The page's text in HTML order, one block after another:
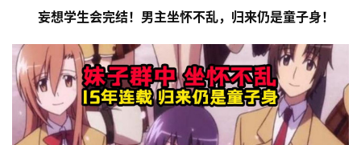
妄想学生会完结！男主坐怀不乱，归来仍是童子身！